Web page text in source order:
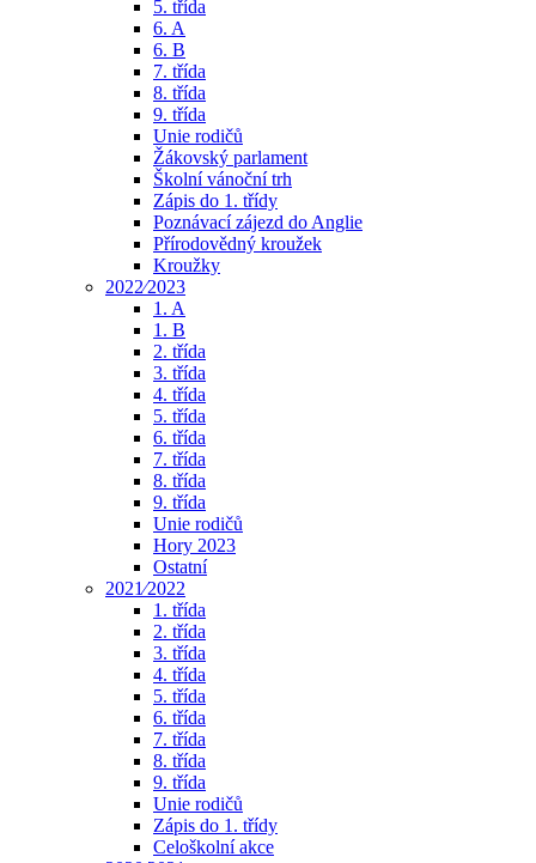
5. třída
6. A
6. B
7. třída
8. třída
9. třída
Unie rodičů
Žákovský parlament
Školní vánoční trh
Zápis do 1. třídy
Poznávací zájezd do Anglie
Přírodovědný kroužek
Kroužky
2022⁄2023
1. A
1. B
2. třída
3. třída
4. třída
5. třída
6. třída
7. třída
8. třída
9. třída
Unie rodičů
Hory 2023
Ostatní
2021⁄2022
1. třída
2. třída
3. třída
4. třída
5. třída
6. třída
7. třída
8. třída
9. třída
Unie rodičů
Zápis do 1. třídy
Celoškolní akce